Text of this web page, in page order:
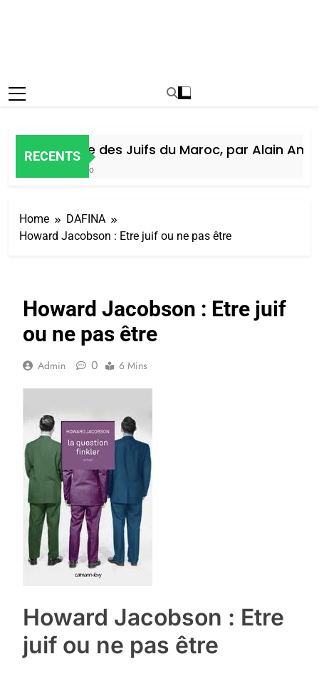
RECENTS
Histoire des Juifs du Maroc, par Alain Amiel
Home
DAFINA
Howard Jacobson : Etre juif ou ne pas être
Howard Jacobson : Etre juif
ou ne pas être
Admin 0 6 Mins
Howard Jacobson : Etre
juif ou ne pas être